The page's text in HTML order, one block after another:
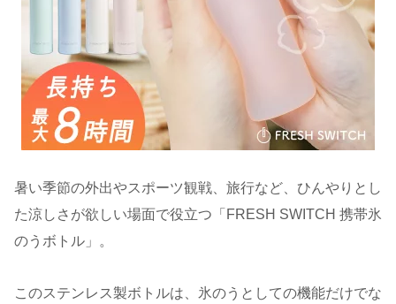
暑い季節の外出やスポーツ観戦、旅行など、ひんやりとし
た涼しさが欲しい場面で役立つ「FRESH SWITCH 携帯氷
のうボトル」。
このステンレス製ボトルは、氷のうとしての機能だけでな